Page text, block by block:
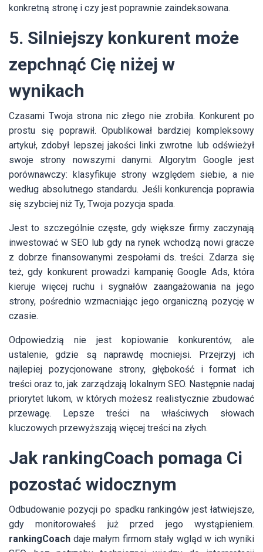
konkretną stronę i czy jest poprawnie zaindeksowana.
5. Silniejszy konkurent może
zepchnąć Cię niżej w
wynikach
Czasami Twoja strona nic złego nie zrobiła. Konkurent po
prostu się poprawił. Opublikował bardziej kompleksowy
artykuł, zdobył lepszej jakości linki zwrotne lub odświeżył
swoje strony nowszymi danymi. Algorytm Google jest
porównawczy: klasyfikuje strony względem siebie, a nie
według absolutnego standardu. Jeśli konkurencja poprawia
się szybciej niż Ty, Twoja pozycja spada.
Jest to szczególnie częste, gdy większe firmy zaczynają
inwestować w SEO lub gdy na rynek wchodzą nowi gracze
z dobrze finansowanymi zespołami ds. treści. Zdarza się
też, gdy konkurent prowadzi kampanię Google Ads, która
kieruje więcej ruchu i sygnałów zaangażowania na jego
strony, pośrednio wzmacniając jego organiczną pozycję w
czasie.
Odpowiedzią nie jest kopiowanie konkurentów, ale
ustalenie, gdzie są naprawdę mocniejsi. Przejrzyj ich
najlepiej pozycjonowane strony, głębokość i format ich
treści oraz to, jak zarządzają lokalnym SEO. Następnie nadaj
priorytet lukom, w których możesz realistycznie zbudować
przewagę. Lepsze treści na właściwych słowach
kluczowych przewyższają więcej treści na złych.
Jak rankingCoach pomaga Ci
pozostać widocznym
Odbudowanie pozycji po spadku rankingów jest łatwiejsze,
gdy monitorowałeś już przed jego wystąpieniem.
rankingCoach daje małym firmom stały wgląd w ich wyniki